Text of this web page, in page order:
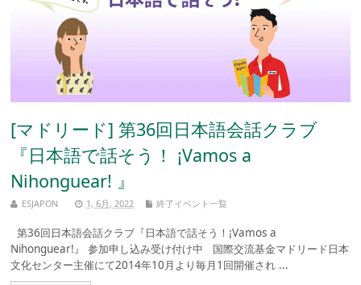
[マドリード] 第36回日本語会話クラブ
『日本語で話そう！ ¡Vamos a
Nihonguear! 』
ESJAPON 1, 6月, 2022 終了イベント一覧
第36回日本語会話クラブ『日本語で話そう！¡Vamos a
Nihonguear!』 参加申し込み受け付け中 国際交流基金マドリード日本
文化センター主催にて2014年10月より毎月1回開催され ...